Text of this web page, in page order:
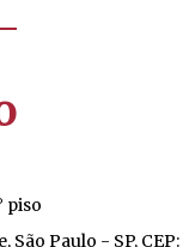
piso
Paulo - SP, CEP: